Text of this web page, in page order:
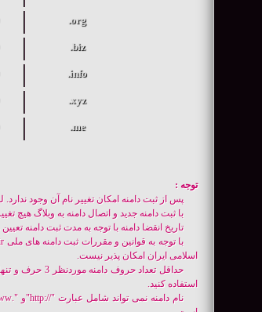
org.
biz.
info.
xyz.
me.
توجه :
پس از ثبت دامنه امکان تغییر نام آن وجود ندارد.
با ثبت دامنه جدید و اتصال دامنه به وبلاگ هیچ
تاریخ انقضا دامنه با توجه به مدت ثبت دامنه
اسلامی ایران امکان پذیر نیست.
حداقل تعداد
استفاده کنید.